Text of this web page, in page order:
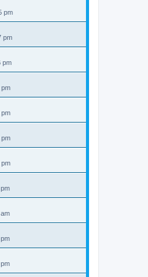
pm
pm
pm
pm
pm
pm
pm